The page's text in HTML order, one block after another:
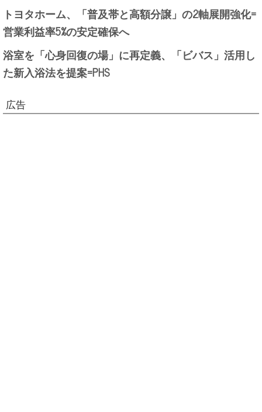
トヨタホーム、「普及帯と高額分譲」の2軸展開強化=
営業利益率5%の安定確保へ
浴室を「心身回復の場」に再定義、「ビバス」活用し
た新入浴法を提案=PHS
広告